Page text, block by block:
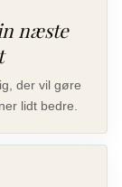
næste
der vil gøre
lidt bedre.